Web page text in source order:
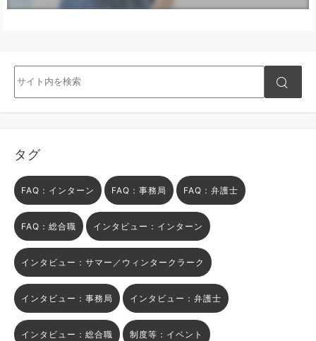
タグ
FAQ：インターン FAQ：事務局 FAQ：弁護士
FAQ：総合職 インタビュー：インターン
インタビュー：サマー／ウィンタークラーク
インタビュー：事務局 インタビュー：弁護士
インタビュー：総合職 制度等：イベント